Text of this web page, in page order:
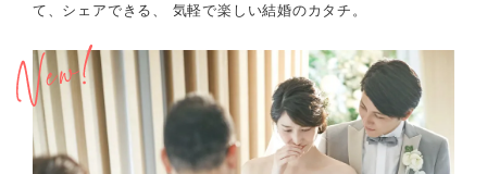
て、シェアできる、 気軽で楽しい結婚のカタチ。